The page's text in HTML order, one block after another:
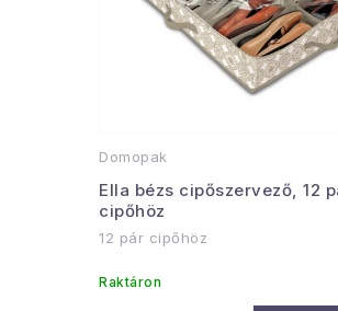
Domopak
Ella bézs cipőszervező, 12
cipőhöz
12 pár cipőhöz
Raktáron